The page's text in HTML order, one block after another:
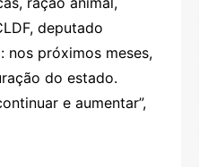
deputado
nos próximos meses,
do estado.
e aumentar”,